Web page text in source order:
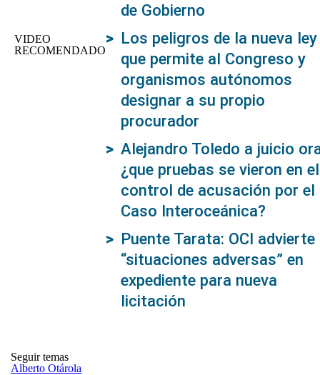
VIDEO
RECOMENDADO
de Gobierno
Los peligros de la nueva ley
que permite al Congreso y
organismos autónomos
designar a su propio
procurador
Alejandro Toledo a juicio
¿que pruebas se vieron en el
control de acusación por el
Caso Interoceánica?
Puente Tarata: OCI advierte
“situaciones adversas” en
expediente para nueva
licitación
Seguir temas
Alberto Otárola